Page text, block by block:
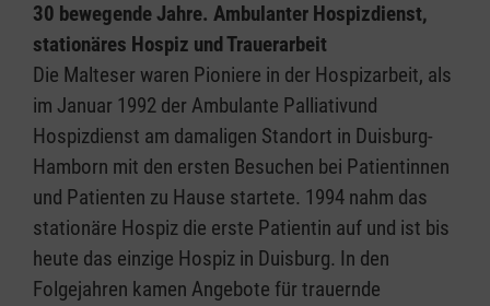
30 bewegende Jahre. Ambulanter Hospizdienst,
stationäres Hospiz und Trauerarbeit
Die Malteser waren Pioniere in der Hospizarbeit, als
im Januar 1992 der Ambulante Palliativund
Hospizdienst am damaligen Standort in Duisburg-
Hamborn mit den ersten Besuchen bei Patientinnen
und Patienten zu Hause startete. 1994 nahm das
stationäre Hospiz die erste Patientin auf und ist bis
heute das einzige Hospiz in Duisburg. In den
Folgejahren kamen Angebote für trauernde